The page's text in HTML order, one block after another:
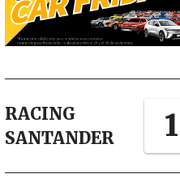
RACING
SANTANDER
1